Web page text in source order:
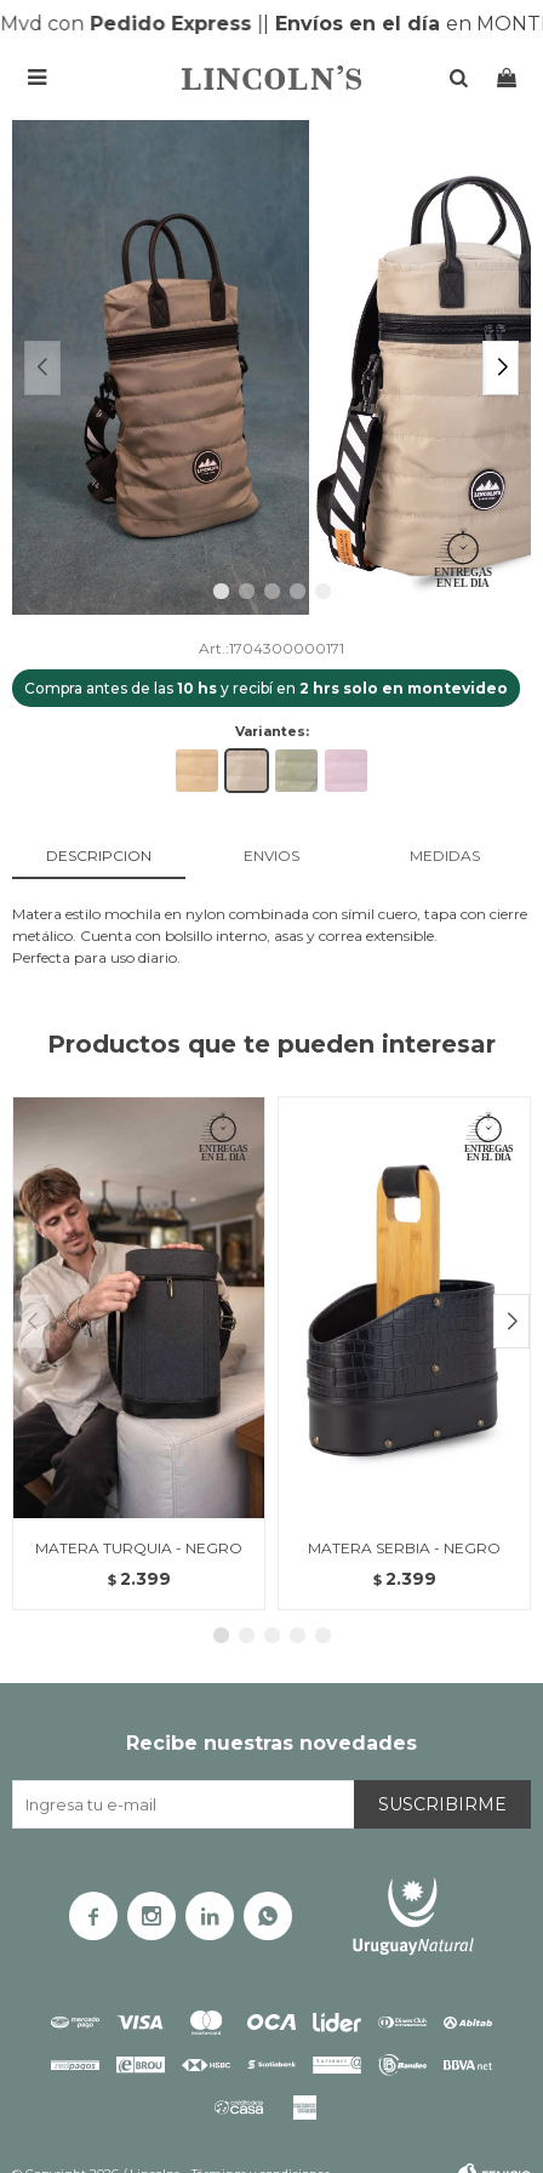
conPedido Express|| Envíos en el díaen

1704300000171
Compra antes de las 10 hs y recibí en 2 hrs solo en montevideo
Variantes:
DESCRIPCION ENVIOS MEDIDAS
Matera estilo mochila en nylon combinada con símil cuero, tapa con cierre
metálico. Cuenta con bolsillo interno, asas y correa extensible.
Perfecta para uso diario.
Productos que te pueden interesar
MATERA TURQUIA - NEGRO
$ 2.399
MATERA SERBIA - NEGRO
$ 2.399
Recibe nuestras novedades
SUSCRIBIRME
   